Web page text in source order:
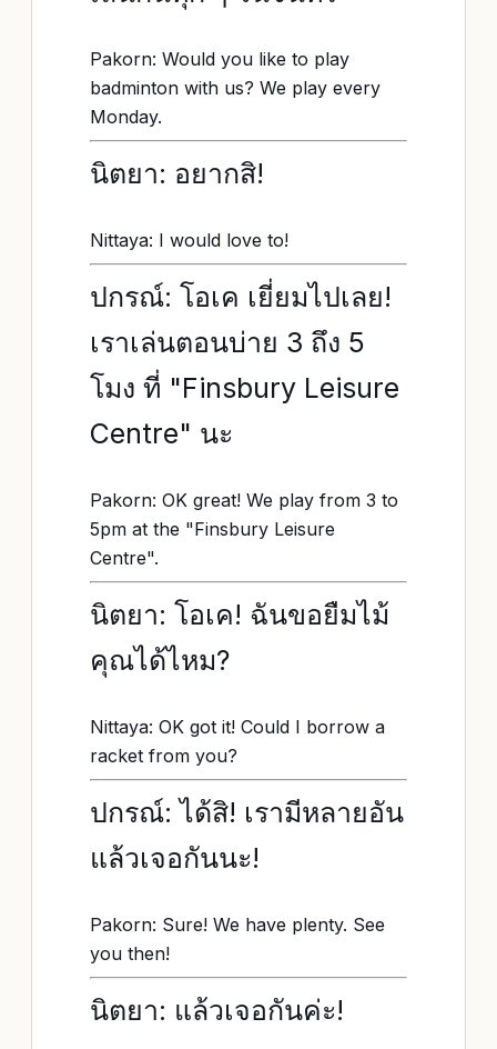
Pakorn: Would you like to play
badminton with us? We play every
Monday.
นิตยา: อยากสิ!
Nittaya: I would love to!
ปกรณ์: โอเค เยี่ยมไปเลย!
เราเล่นตอนบ่าย 3 ถึง 5
โมง ที่ "Finsbury Leisure
Centre" นะ
Pakorn: OK great! We play from 3 to
5pm at the "Finsbury Leisure
Centre".
นิตยา: โอเค! ฉันขอยืมไม้
คุณได้ไหม?
Nittaya: OK got it! Could I borrow a
racket from you?
ปกรณ์: ได้สิ! เรามีหลายอัน
แล้วเจอกันนะ!
Pakorn: Sure! We have plenty. See
you then!
นิตยา: แล้วเจอกันค่ะ!